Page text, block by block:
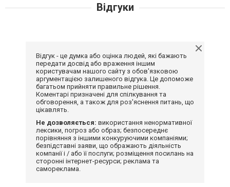
Відгуки
Відгук - це думка або оцінка людей, які бажають
передати досвід або враження іншим
користувачам нашого сайту з обов'язковою
аргументацією залишеного відгука. Це допоможе
багатьом прийняти правильне рішення.
Коментарі призначені для спілкування та
обговорення, а також для роз'яснення питань, що
цікавлять.
Не дозволяється: використання ненормативної
лексики, погроз або образ; безпосереднє
порівняння з іншими конкуруючими компаніями;
безпідставні заяви, що ображають діяльність
компанії і / або її послуги; розміщення посилань на
сторонні інтернет-ресурси; реклама та
самореклама.